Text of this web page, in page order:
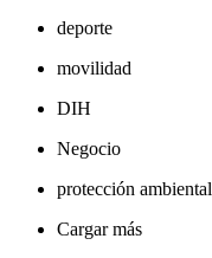
deporte
movilidad
DIH
Negocio
protección ambiental
Cargar más